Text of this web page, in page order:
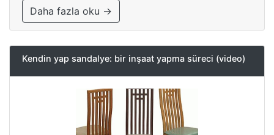
Daha fazla oku →
Kendin yap sandalye: bir inşaat yapma süreci (video)